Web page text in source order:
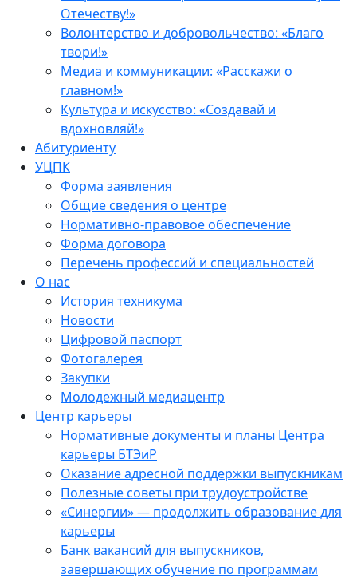
Отечеству!»
Волонтерство и добровольчество: «Благо
твори!»
Медиа и коммуникации: «Расскажи о
главном!»
Культура и искусство: «Создавай и
вдохновляй!»
Абитуриенту
УЦПК
Форма заявления
Общие сведения о центре
Нормативно-правовое обеспечение
Форма договора
Перечень профессий и специальностей
О нас
История техникума
Новости
Цифровой паспорт
Фотогалерея
Закупки
Молодежный медиацентр
Центр карьеры
Нормативные документы и планы Центра
карьеры БТЭиР
Оказание адресной поддержки выпускникам
Полезные советы при трудоустройстве
«Синергии» — продолжить образование для
карьеры
Банк вакансий для выпускников,
завершающих обучение по программам